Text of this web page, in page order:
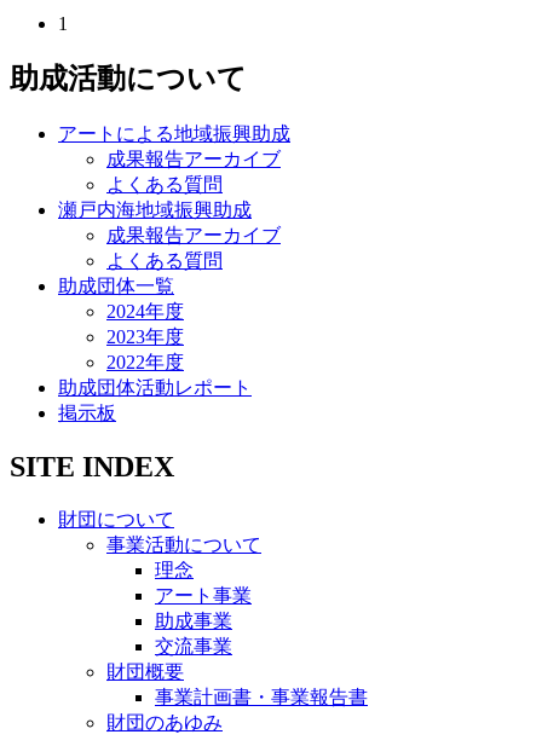
1
助成活動について
アートによる地域振興助成
成果報告アーカイブ
よくある質問
瀬戸内海地域振興助成
成果報告アーカイブ
よくある質問
助成団体一覧
2024年度
2023年度
2022年度
助成団体活動レポート
掲示板
SITE INDEX
財団について
事業活動について
理念
アート事業
助成事業
交流事業
財団概要
事業計画書・事業報告書
財団のあゆみ